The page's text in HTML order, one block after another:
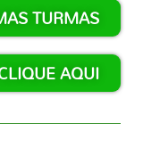
TURMAS
AQUI